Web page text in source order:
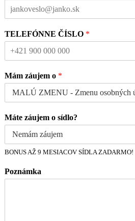
TELEFÓNNE ČÍSLO *
Mám záujem o *
Máte záujem o sídlo?
BONUS AŽ 9 MESIACOV SÍDLA ZADARMO!
Poznámka